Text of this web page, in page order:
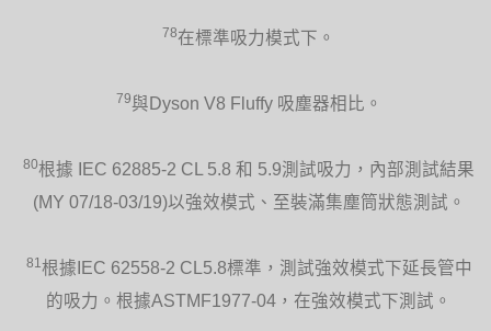
78在標準吸力模式下。
79與Dyson V8 Fluffy 吸塵器相比。
80根據 IEC 62885-2 CL 5.8 和 5.9測試吸力，內部測試結果
(MY 07/18-03/19)以強效模式、至裝滿集塵筒狀態測試。
81 根據IEC 62558-2 CL5.8標準，測試強效模式下延長管中
的吸力。根據ASTMF1977-04，在強效模式下測試。